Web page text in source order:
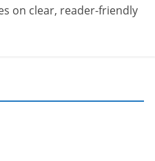
on clear, reader-friendly